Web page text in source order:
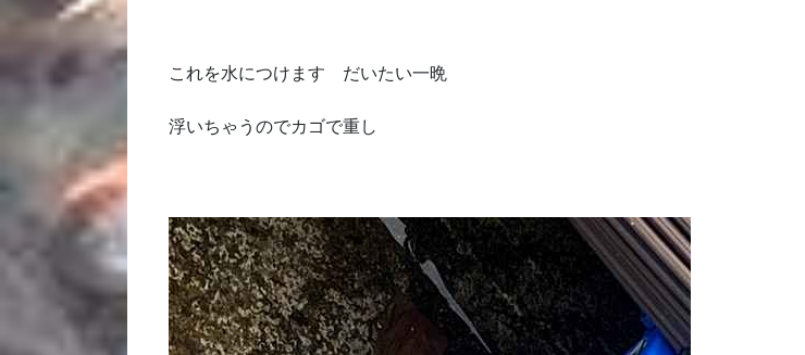
これを水につけます だいたい一晩
浮いちゃうのでカゴで重し